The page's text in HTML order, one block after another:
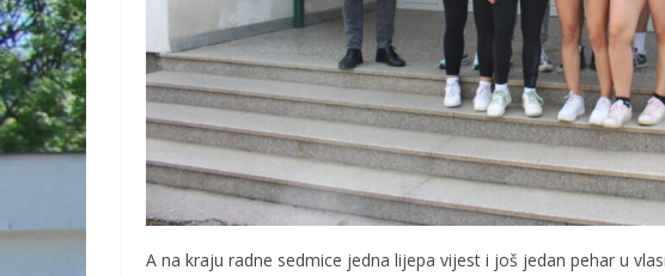
A na kraju radne sedmice jedna lijepa vijest i još jedan pehar u